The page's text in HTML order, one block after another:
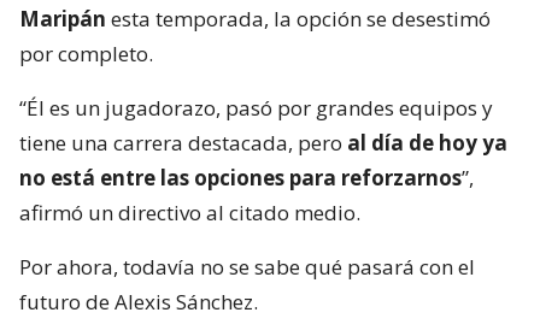
Maripán esta temporada, la opción se desestimó
por completo.
“Él es un jugadorazo, pasó por grandes equipos y
tiene una carrera destacada, pero al día de hoy ya
no está entre las opciones para reforzarnos”,
afirmó un directivo al citado medio.
Por ahora, todavía no se sabe qué pasará con el
futuro de Alexis Sánchez.